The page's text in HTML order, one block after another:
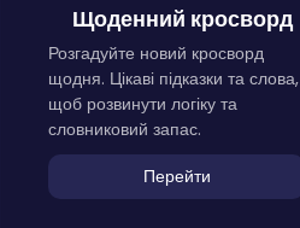
Щоденний кросворд
Розгадуйте новий кросворд
щодня. Цікаві підказки та слова,
щоб розвинути логіку та
словниковий запас.
Перейти